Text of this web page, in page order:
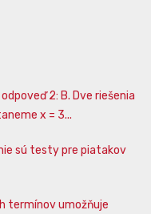
2: B. Dve riešenia
x = 3...
sú testy pre piatakov
termínov umožňuje